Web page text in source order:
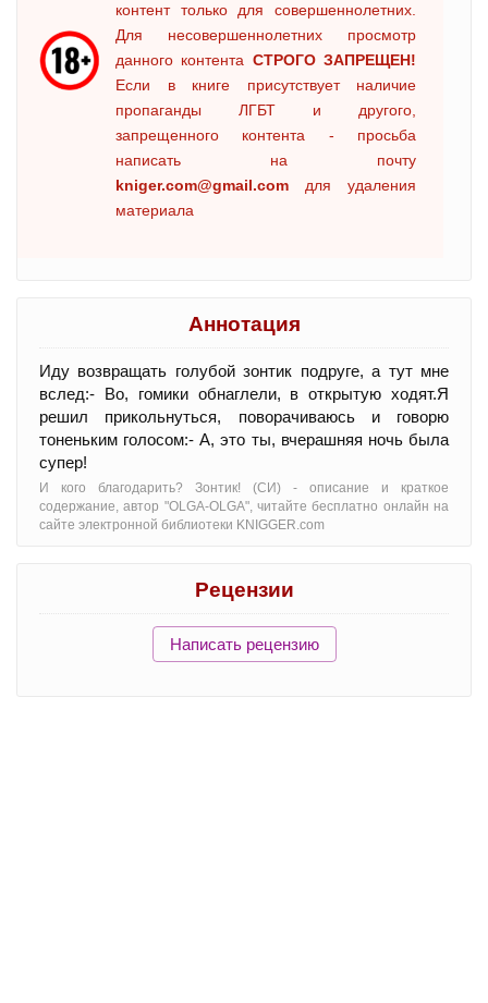
контент только для совершеннолетних.
Для несовершеннолетних просмотр
данного контента СТРОГО ЗАПРЕЩЕН!
Если в книге присутствует наличие
пропаганды ЛГБТ и другого,
запрещенного контента - просьба
написать на почту
kniger.com@gmail.com для удаления
материала
Аннотация
Иду возвращать голубой зонтик подруге, а тут мне
вслед:- Во, гомики обнаглели, в открытую ходят.Я
решил прикольнуться, поворачиваюсь и говорю
тоненьким голосом:- А, это ты, вчерашняя ночь была
супер!
И кого благодарить? Зонтик! (СИ) - oписание и краткое
содержание, автор "OLGA-OLGA", читайте бесплатно онлайн на
сайте электронной библиотеки KNIGGER.com
Рецензии
Написать рецензию